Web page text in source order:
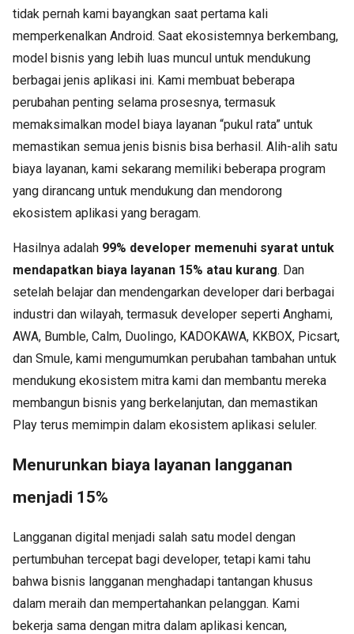
tidak pernah kami bayangkan saat pertama kali
memperkenalkan Android. Saat ekosistemnya berkembang,
model bisnis yang lebih luas muncul untuk mendukung
berbagai jenis aplikasi ini. Kami membuat beberapa
perubahan penting selama prosesnya, termasuk
memaksimalkan model biaya layanan “pukul rata” untuk
memastikan semua jenis bisnis bisa berhasil. Alih-alih satu
biaya layanan, kami sekarang memiliki beberapa program
yang dirancang untuk mendukung dan mendorong
ekosistem aplikasi yang beragam.
Hasilnya adalah 99% developer memenuhi syarat untuk
mendapatkan biaya layanan 15% atau kurang. Dan
setelah belajar dan mendengarkan developer dari berbagai
industri dan wilayah, termasuk developer seperti Anghami,
AWA, Bumble, Calm, Duolingo, KADOKAWA, KKBOX, Picsart,
dan Smule, kami mengumumkan perubahan tambahan untuk
mendukung ekosistem mitra kami dan membantu mereka
membangun bisnis yang berkelanjutan, dan memastikan
Play terus memimpin dalam ekosistem aplikasi seluler.
Menurunkan biaya layanan langganan
menjadi 15%
Langganan digital menjadi salah satu model dengan
pertumbuhan tercepat bagi developer, tetapi kami tahu
bahwa bisnis langganan menghadapi tantangan khusus
dalam meraih dan mempertahankan pelanggan. Kami
bekerja sama dengan mitra dalam aplikasi kencan,